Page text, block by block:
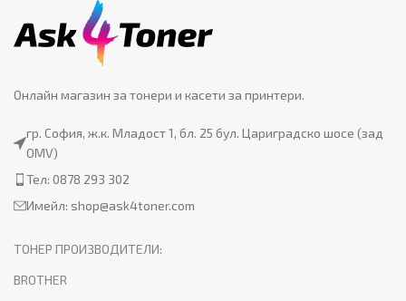
Онлайн магазин за тонери и касети за принтери.
гр. София, ж.к. Младост 1, бл. 25 бул. Цариградско шосе (зад
OMV)
Тел: 0878 293 302
Имейл: shop@ask4toner.com
ТОНЕР ПРОИЗВОДИТЕЛИ:
BROTHER